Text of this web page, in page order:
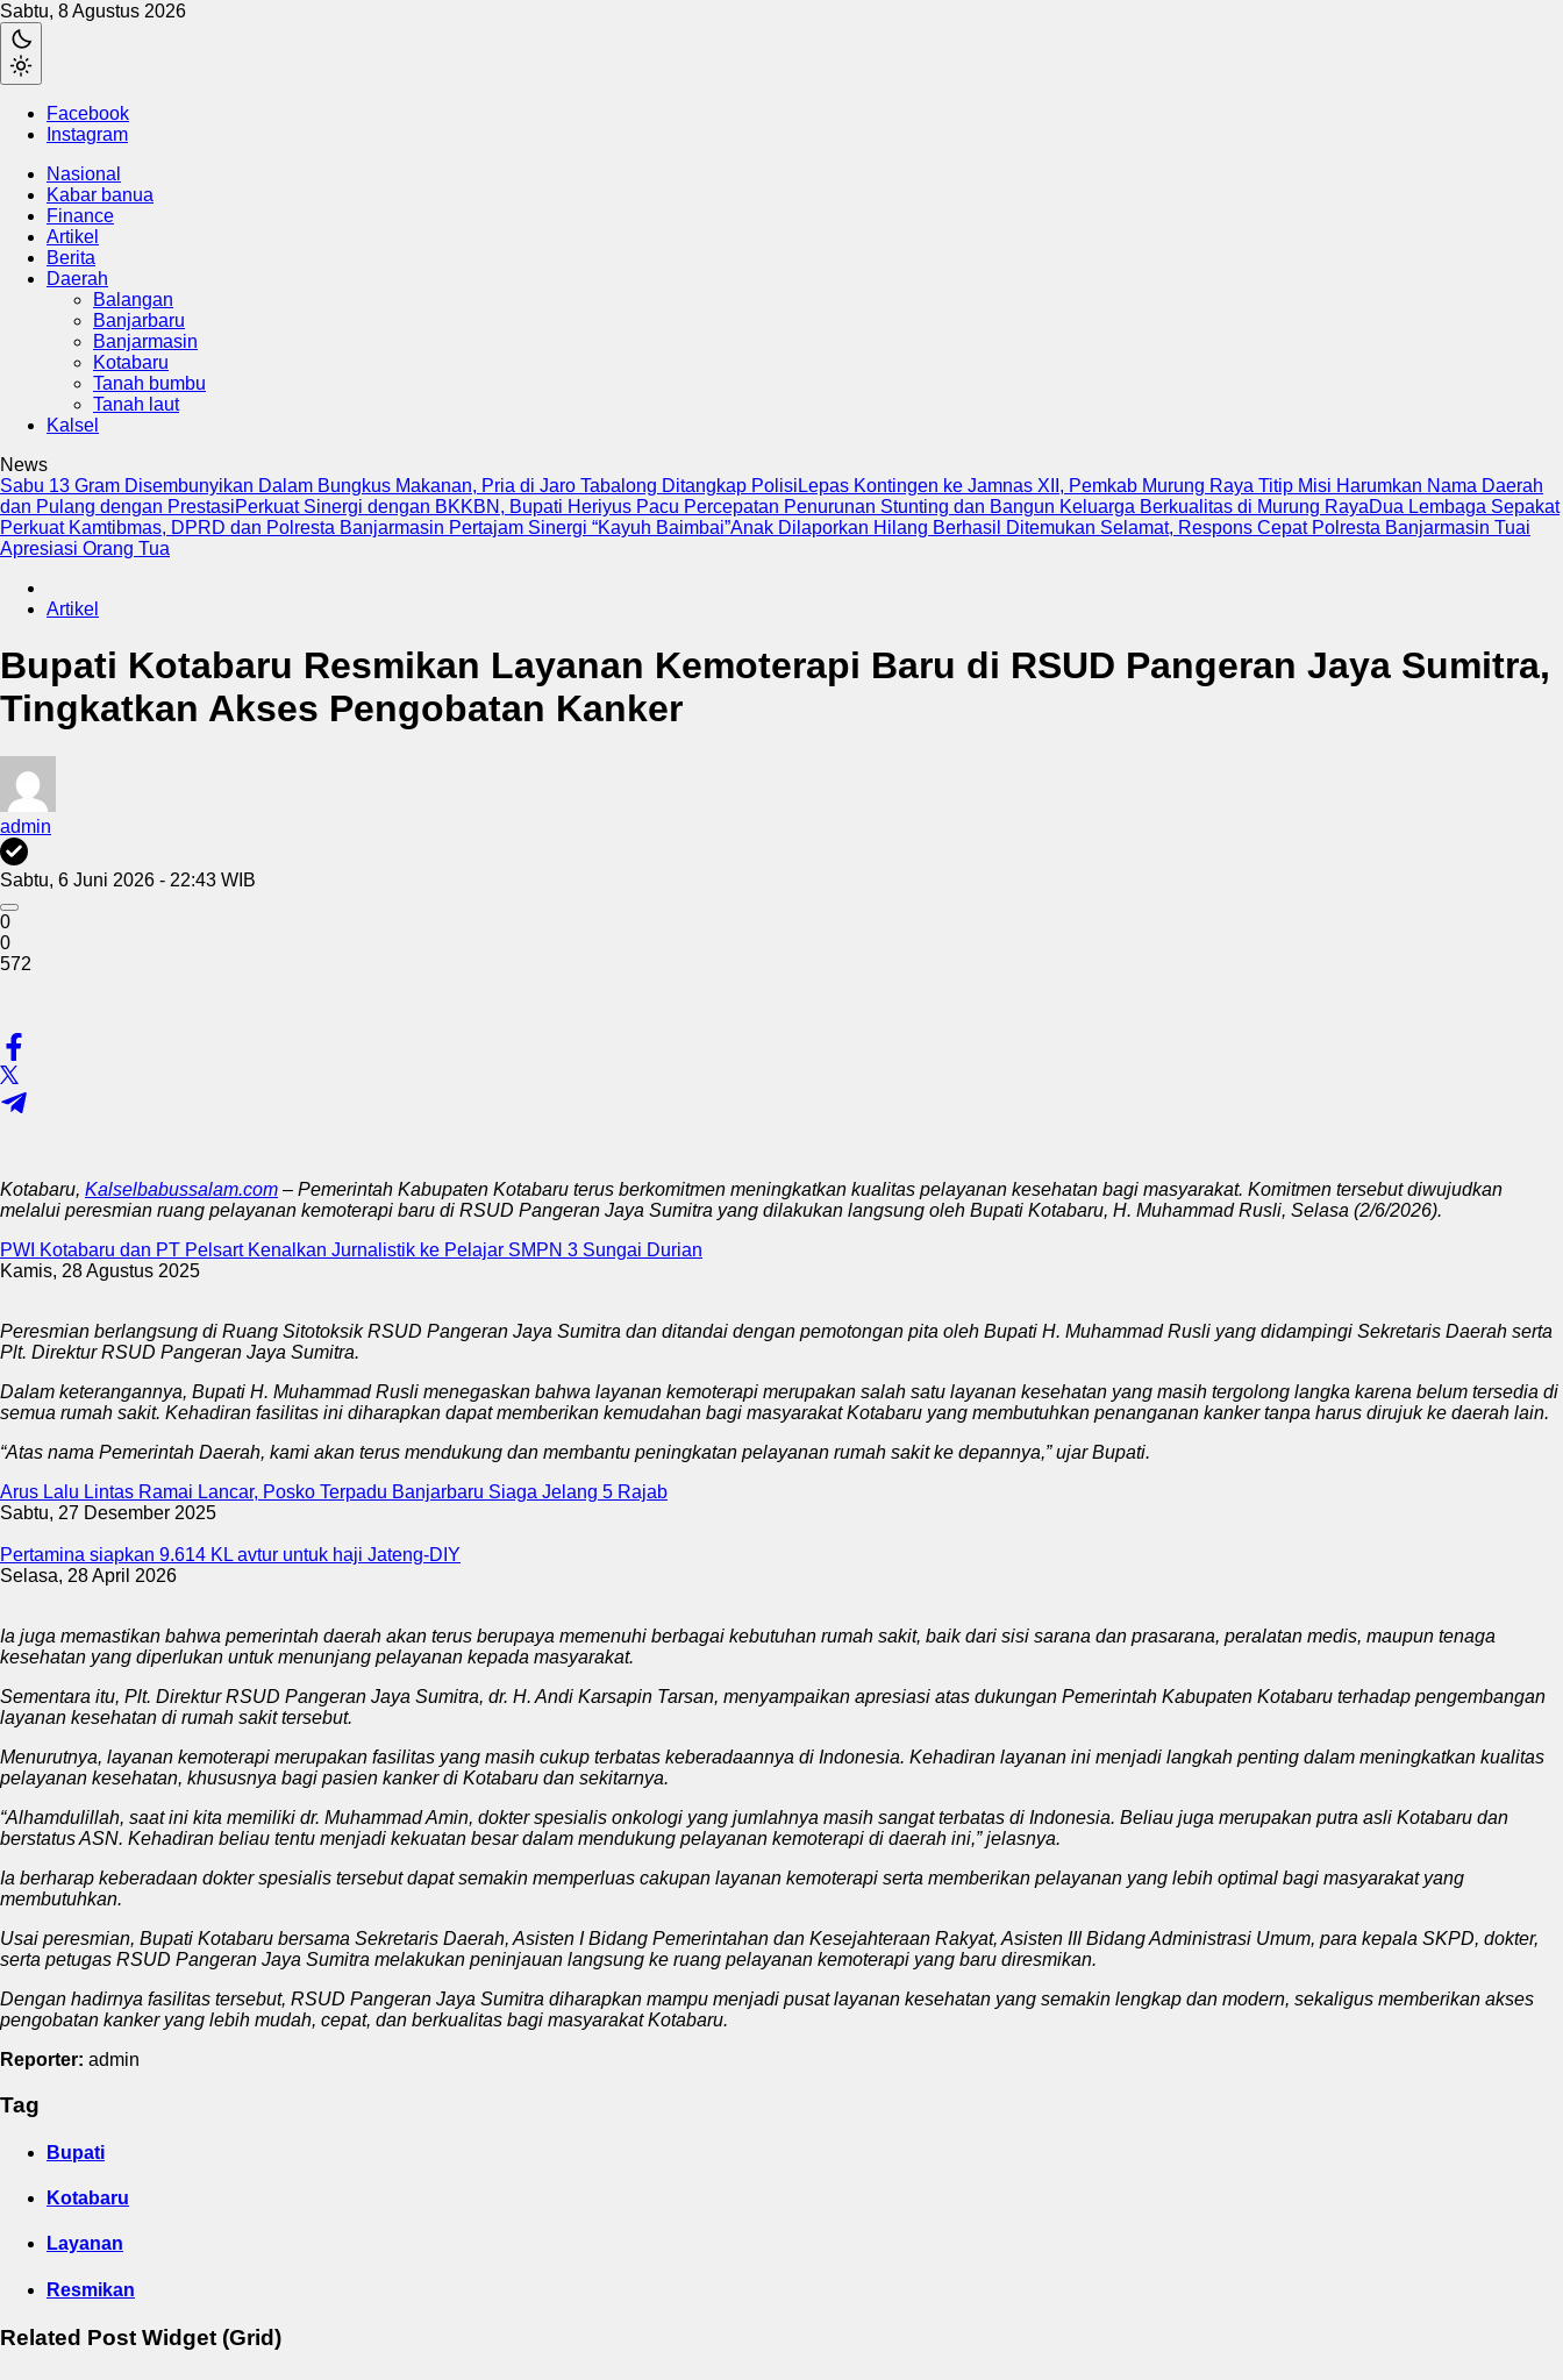
Sabtu, 8 Agustus 2026
Facebook
Instagram
Nasional
Kabar banua
Finance
Artikel
Berita
Daerah
Balangan
Banjarbaru
Banjarmasin
Kotabaru
Tanah bumbu
Tanah laut
Kalsel
News
Sabu 13 Gram Disembunyikan Dalam Bungkus Makanan, Pria di Jaro Tabalong Ditangkap Polisi Lepas Kontingen ke Jamnas XII, Pemkab Murung Raya Titip Misi Harumkan Nama Daerah
dan Pulang dengan PrestasiPerkuat Sinergi dengan BKKBN, Bupati Heriyus Pacu Percepatan Penurunan Stunting dan Bangun Keluarga Berkualitas di Murung RayaDua Lembaga Sepakat
Perkuat Kamtibmas, DPRD dan Polresta Banjarmasin Pertajam Sinergi “Kayuh Baimbai”Anak Dilaporkan Hilang Berhasil Ditemukan Selamat, Respons Cepat Polresta Banjarmasin Tuai
Apresiasi Orang Tua
Artikel
Bupati Kotabaru Resmikan Layanan Kemoterapi Baru di RSUD Pangeran Jaya Sumitra,
Tingkatkan Akses Pengobatan Kanker
admin
Sabtu, 6 Juni 2026 - 22:43 WIB
0
0
572
Kotabaru, Kalselbabussalam.com – Pemerintah Kabupaten Kotabaru terus berkomitmen meningkatkan kualitas pelayanan kesehatan bagi masyarakat. Komitmen tersebut diwujudkan
melalui peresmian ruang pelayanan kemoterapi baru di RSUD Pangeran Jaya Sumitra yang dilakukan langsung oleh Bupati Kotabaru, H. Muhammad Rusli, Selasa (2/6/2026).
PWI Kotabaru dan PT Pelsart Kenalkan Jurnalistik ke Pelajar SMPN 3 Sungai Durian
Kamis, 28 Agustus 2025
Peresmian berlangsung di Ruang Sitotoksik RSUD Pangeran Jaya Sumitra dan ditandai dengan pemotongan pita oleh Bupati H. Muhammad Rusli yang didampingi Sekretaris Daerah serta
Plt. Direktur RSUD Pangeran Jaya Sumitra.
Dalam keterangannya, Bupati H. Muhammad Rusli menegaskan bahwa layanan kemoterapi merupakan salah satu layanan kesehatan yang masih tergolong langka karena belum tersedia di
semua rumah sakit. Kehadiran fasilitas ini diharapkan dapat memberikan kemudahan bagi masyarakat Kotabaru yang membutuhkan penanganan kanker tanpa harus dirujuk ke daerah lain.
“Atas nama Pemerintah Daerah, kami akan terus mendukung dan membantu peningkatan pelayanan rumah sakit ke depannya,” ujar Bupati.
Arus Lalu Lintas Ramai Lancar, Posko Terpadu Banjarbaru Siaga Jelang 5 Rajab
Sabtu, 27 Desember 2025
Pertamina siapkan 9.614 KL avtur untuk haji Jateng-DIY
Selasa, 28 April 2026
Ia juga memastikan bahwa pemerintah daerah akan terus berupaya memenuhi berbagai kebutuhan rumah sakit, baik dari sisi sarana dan prasarana, peralatan medis, maupun tenaga
kesehatan yang diperlukan untuk menunjang pelayanan kepada masyarakat.
Sementara itu, Plt. Direktur RSUD Pangeran Jaya Sumitra, dr. H. Andi Karsapin Tarsan, menyampaikan apresiasi atas dukungan Pemerintah Kabupaten Kotabaru terhadap pengembangan
layanan kesehatan di rumah sakit tersebut.
Menurutnya, layanan kemoterapi merupakan fasilitas yang masih cukup terbatas keberadaannya di Indonesia. Kehadiran layanan ini menjadi langkah penting dalam meningkatkan kualitas
pelayanan kesehatan, khususnya bagi pasien kanker di Kotabaru dan sekitarnya.
“Alhamdulillah, saat ini kita memiliki dr. Muhammad Amin, dokter spesialis onkologi yang jumlahnya masih sangat terbatas di Indonesia. Beliau juga merupakan putra asli Kotabaru dan
berstatus ASN. Kehadiran beliau tentu menjadi kekuatan besar dalam mendukung pelayanan kemoterapi di daerah ini,” jelasnya.
Ia berharap keberadaan dokter spesialis tersebut dapat semakin memperluas cakupan layanan kemoterapi serta memberikan pelayanan yang lebih optimal bagi masyarakat yang
membutuhkan.
Usai peresmian, Bupati Kotabaru bersama Sekretaris Daerah, Asisten I Bidang Pemerintahan dan Kesejahteraan Rakyat, Asisten III Bidang Administrasi Umum, para kepala SKPD, dokter,
serta petugas RSUD Pangeran Jaya Sumitra melakukan peninjauan langsung ke ruang pelayanan kemoterapi yang baru diresmikan.
Dengan hadirnya fasilitas tersebut, RSUD Pangeran Jaya Sumitra diharapkan mampu menjadi pusat layanan kesehatan yang semakin lengkap dan modern, sekaligus memberikan akses
pengobatan kanker yang lebih mudah, cepat, dan berkualitas bagi masyarakat Kotabaru.
Reporter: admin
Tag
Bupati
Kotabaru
Layanan
Resmikan
Related Post Widget (Grid)